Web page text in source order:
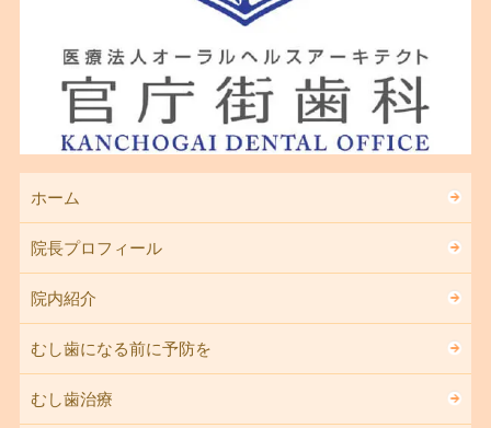
ホーム
院長プロフィール
院内紹介
むし歯になる前に予防を
むし歯治療